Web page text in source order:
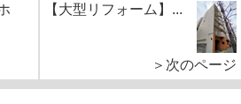
【大型リフォーム】...
＞次のページ